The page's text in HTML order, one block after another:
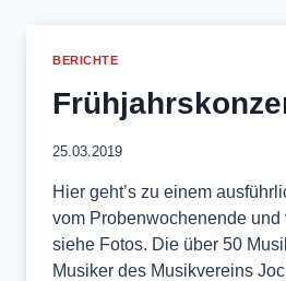
BERICHTE
25.03.2019
Hier geht’s zu einem
vom Probenwochenende und
siehe Fotos. Die über 50
Musiker des Musikvereins